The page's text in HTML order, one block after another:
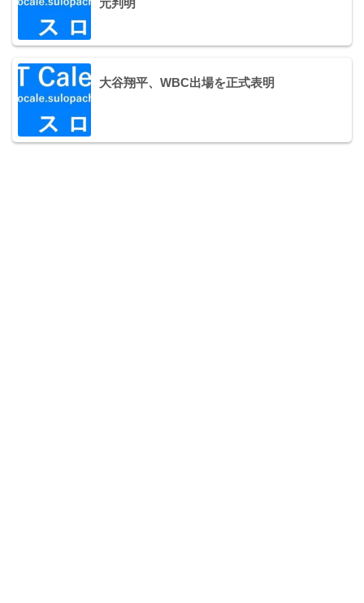
元判明
大谷翔平、WBC出場を正式表明